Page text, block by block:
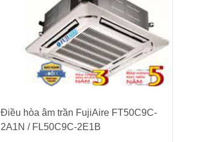
Điều hòa âm trần FujiAire FT50C9C-
2A1N / FL50C9C-2E1B